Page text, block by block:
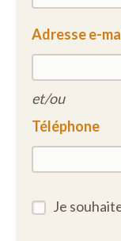
Adresse e-
et/ou
Téléphone
Je